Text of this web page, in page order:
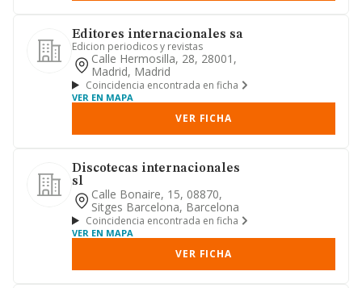
Editores internacionales sa
Edicion periodicos y revistas
Calle Hermosilla, 28, 28001,
Madrid, Madrid
Coincidencia encontrada en ficha
VER EN MAPA
VER FICHA
Discotecas internacionales
sl
Calle Bonaire, 15, 08870,
Sitges Barcelona, Barcelona
Coincidencia encontrada en ficha
VER EN MAPA
VER FICHA